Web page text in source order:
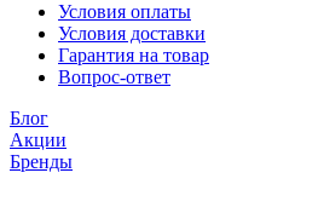
Условия оплаты
Условия доставки
Гарантия на товар
Вопрос-ответ
Блог
Акции
Бренды